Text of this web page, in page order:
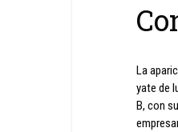
La
yate de
B, con